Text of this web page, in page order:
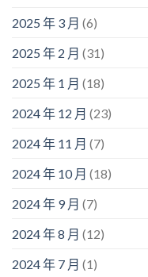
2025 年 3 月 (6)
2025 年 2 月 (31)
2025 年 1 月 (18)
2024 年 12 月 (23)
2024 年 11 月 (7)
2024 年 10 月 (18)
2024 年 9 月 (7)
2024 年 8 月 (12)
2024 年 7 月 (1)